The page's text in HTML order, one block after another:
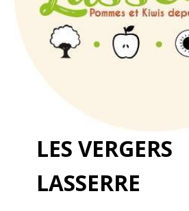
LES VERGERS
LASSERRE